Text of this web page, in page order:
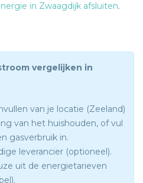
in Zwaagdijk afsluiten.
vergelijken in
van je locatie (Zeeland)
van het huishouden, of vul
gasverbruik in.
leverancier (optioneel).
uit de energietarieven